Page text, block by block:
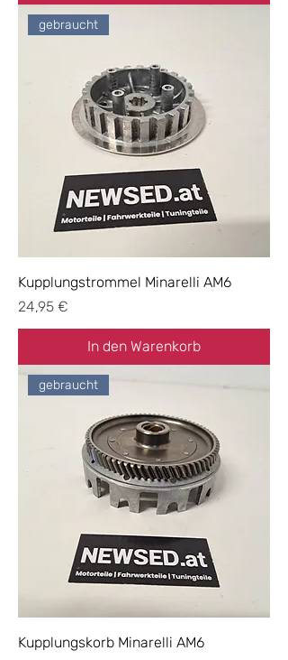
gebraucht
Kupplungstrommel Minarelli AM6
Preis
24,95 €
In den Warenkorb
gebraucht
Kupplungskorb Minarelli AM6